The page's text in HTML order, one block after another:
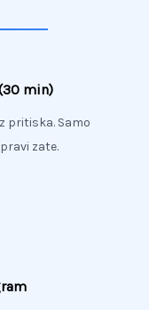
min)
pritiska. Samo
zate.